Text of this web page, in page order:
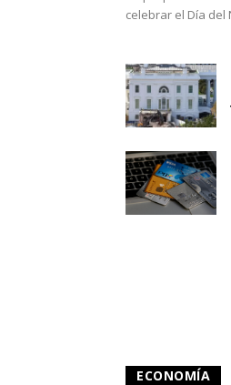
celebrar el Día del
ECONOMÍA